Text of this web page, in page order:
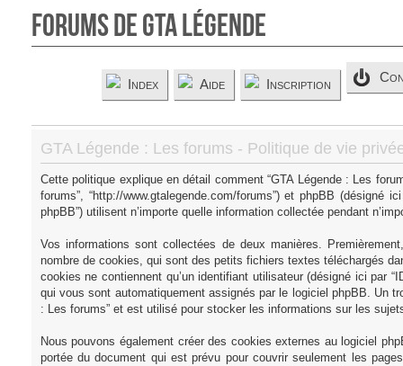
Forums de GTA Légende
Index Aide Inscription
GTA Légende : Les forums - Politique de vie
Cette politique explique en détail comment “GTA Légende : Les
forums”, “http://www.gtalegende.com/forums”) et phpBB (désigné ici
phpBB”) utilisent n’importe quelle information collectée pendant
Vos informations sont collectées de deux manières.
nombre de cookies, qui sont des petits fichiers textes téléchargés
cookies ne contiennent qu’un identifiant utilisateur (désigné ici par
qui vous sont automatiquement assignés par le logiciel phpBB. Un
: Les forums” et est utilisé pour stocker les informations sur les
Nous pouvons également créer des cookies externes au logiciel
portée du document qui est prévu pour couvrir seulement les